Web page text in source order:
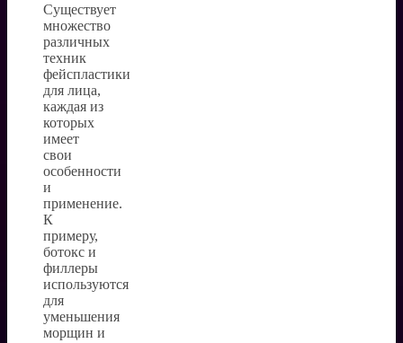
Существует
множество
различных
техник
фейспластики
для лица,
каждая из
которых
имеет
свои
особенности
и
применение.
К
примеру,
ботокс и
филлеры
используются
для
уменьшения
морщин и